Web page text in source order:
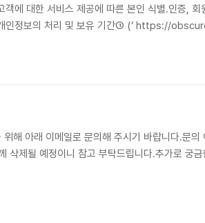
에 대한 서비스 제공에 따른 본인 식별.인증, 회
개인정보의 처리 및 보유 기간​① (‘ https://
해 아래 이메일로 문의해 주시기 바랍니다.문의
될 예정이니 참고 부탁드립니다.추가로 궁금